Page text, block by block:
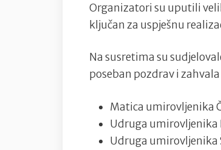
Organizatori su uputili
ključan za uspješnu
Na susretima su
poseban pozdrav i
Matica umirovljenika
Udruga umirovljenika
Udruga umirovljenika